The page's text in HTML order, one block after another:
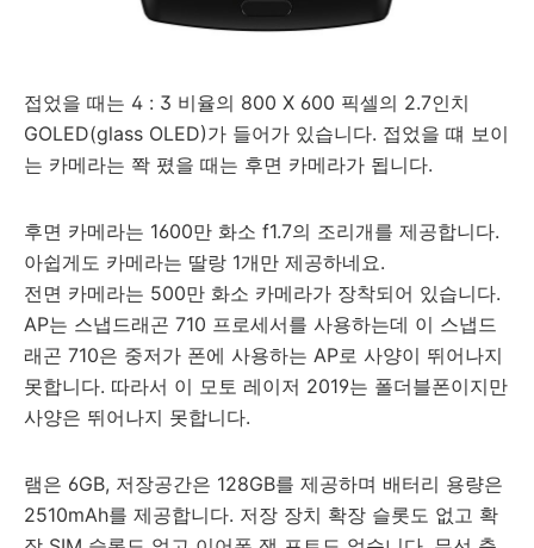
접었을 때는 4 : 3 비율의 800 X 600 픽셀의 2.7인치
GOLED(glass OLED)가 들어가 있습니다. 접었을 떄 보이
는 카메라는 쫙 폈을 때는 후면 카메라가 됩니다.
후면 카메라는 1600만 화소 f1.7의 조리개를 제공합니다.
아쉽게도 카메라는 딸랑 1개만 제공하네요.
전면 카메라는 500만 화소 카메라가 장착되어 있습니다.
AP는 스냅드래곤 710 프로세서를 사용하는데 이 스냅드
래곤 710은 중저가 폰에 사용하는 AP로 사양이 뛰어나지
못합니다. 따라서 이 모토 레이저 2019는 폴더블폰이지만
사양은 뛰어나지 못합니다.
램은 6GB, 저장공간은 128GB를 제공하며 배터리 용량은
2510mAh를 제공합니다. 저장 장치 확장 슬롯도 없고 확